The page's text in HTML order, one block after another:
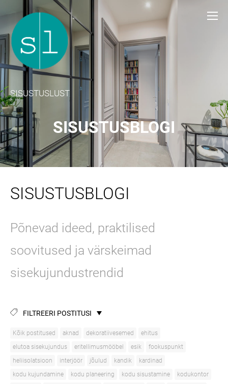
SISUSTUSLUST
SISUSTUSBLOGI
SISUSTUSBLOGI
Põnevad ideed, praktilised
soovitused ja värskeimad
sisekujundustrendid
FILTREERI POSTITUSI
Kõik postitused aknad dekoratiivesemed
ehitus
elutoa sisekujundus
eritellimusmööbel esik
fookuspunkt
heliisolatsioon
interjöör jõulud kandik
kardinad
kodu kujundamine
kodu planeering kodu sisustamine
kodukontor